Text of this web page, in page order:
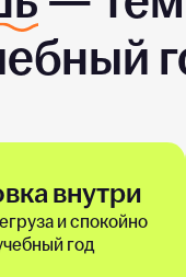
внутри
и спокойно
год